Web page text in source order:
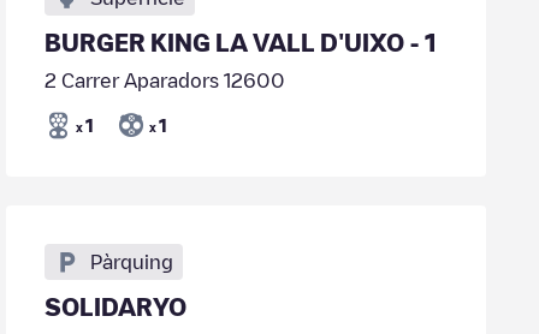
BURGER KING LA VALL D'UIXO - 1
2 Carrer Aparadors 12600
x 1 x 1
Pàrquing
SOLIDARYO